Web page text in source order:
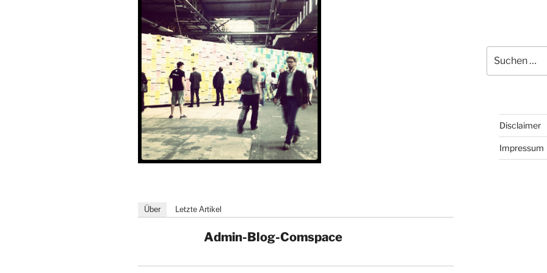
Über Letzte Artikel
Admin-Blog-Comspace
nach:
Disclaimer
Impressum